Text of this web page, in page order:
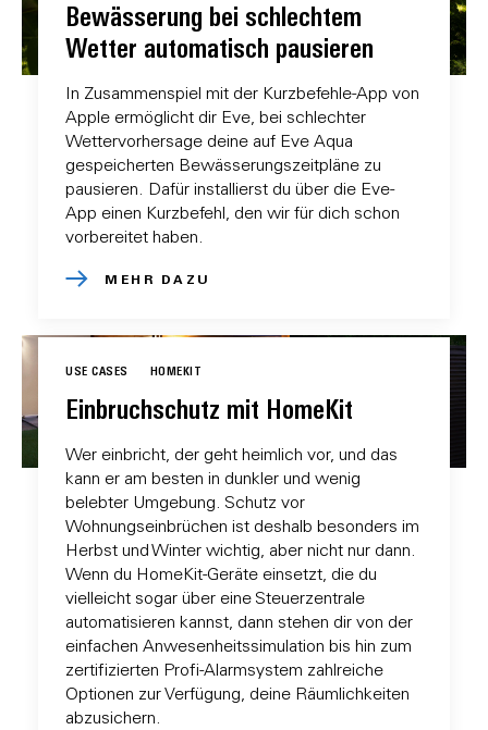
Bewässerung bei schlechtem
Wetter automatisch pausieren
In Zusammenspiel mit der Kurzbefehle-App von
Apple ermöglicht dir Eve, bei schlechter
Wettervorhersage deine auf Eve Aqua
gespeicherten Bewässerungszeitpläne zu
pausieren. Dafür installierst du über die Eve-
App einen Kurzbefehl, den wir für dich schon
vorbereitet haben.
MEHR DAZU
USE CASES HOMEKIT
Einbruchschutz mit HomeKit
Wer einbricht, der geht heimlich vor, und das
kann er am besten in dunkler und wenig
belebter Umgebung. Schutz vor
Wohnungseinbrüchen ist deshalb besonders im
Herbst und Winter wichtig, aber nicht nur dann.
Wenn du HomeKit-Geräte einsetzt, die du
vielleicht sogar über eine Steuerzentrale
automatisieren kannst, dann stehen dir von der
einfachen Anwesenheitssimulation bis hin zum
zertifizierten Profi-Alarmsystem zahlreiche
Optionen zur Verfügung, deine Räumlichkeiten
abzusichern.